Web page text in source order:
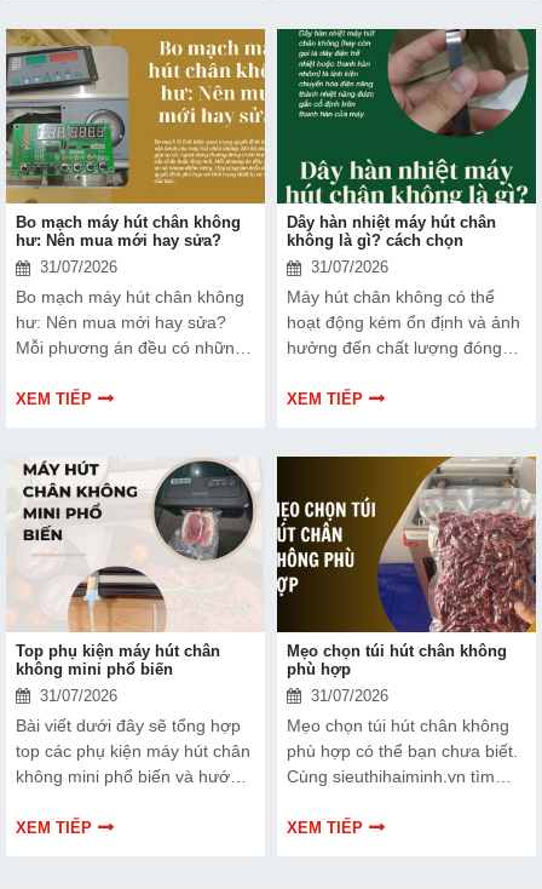
điểm của thiết bị này để có
thêm thông tin và giúp bạn đưa
ra lựa chọn phù hợp, hiệu quả
hơn nhé!
Bo mạch máy hút chân không
hư: Nên mua mới hay sửa?
31/07/2026
Bo mạch máy hút chân không
hư: Nên mua mới hay sửa?
Mỗi phương án đều có những
cùng tìm hiểu để đưa ra quyết
XEM TIẾP
Dây hàn nhiệt máy hút chân
không là gì? cách chọn
31/07/2026
Máy hút chân không có thể
hoạt động kém ổn định và ảnh
hưởng đến chất lượng đóng
Bài viết dưới đây sẽ giúp bạn
XEM TIẾP
Top phụ kiện máy hút chân
không mini phổ biến
31/07/2026
Bài viết dưới đây sẽ tổng hợp
top các phụ kiện máy hút chân
không mini phổ biến và hướng
chuẩn kỹ thuật ngay tại nhà.
XEM TIẾP
Mẹo chọn túi hút chân không
phù hợp
31/07/2026
Mẹo chọn túi hút chân không
phù hợp có thể bạn chưa biết.
Cùng sieuthihaiminh.vn tìm
thông tin bài viết dưới đây nhé!
XEM TIẾP